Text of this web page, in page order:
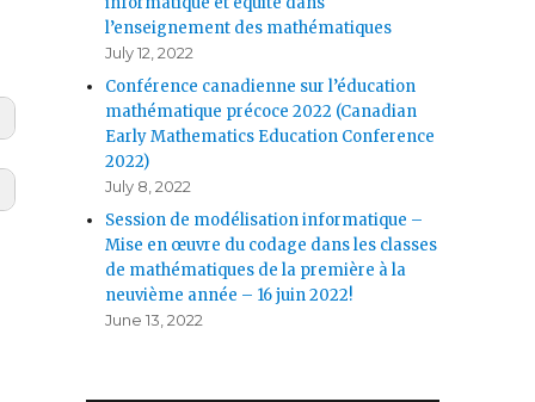
l’enseignement des mathématiques
July 12, 2022
Conférence canadienne sur l’éducation
mathématique précoce 2022 (Canadian
Early Mathematics Education Conference
2022)
July 8, 2022
Session de modélisation informatique –
Mise en œuvre du codage dans les classes
de mathématiques de la première à la
neuvième année – 16 juin 2022!
June 13, 2022